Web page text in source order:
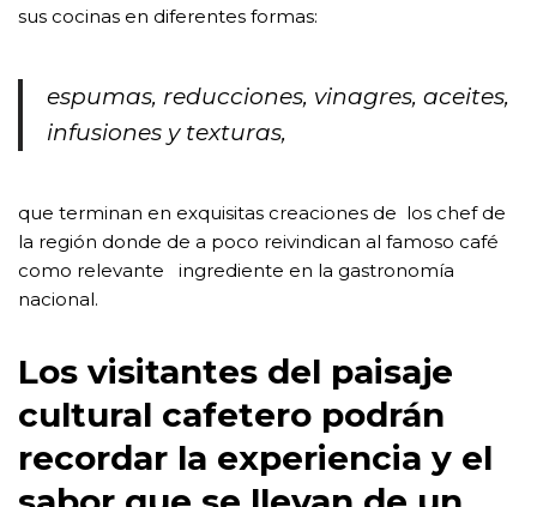
sus cocinas en diferentes formas:
espumas, reducciones, vinagres, aceites,
infusiones y texturas,
que terminan en exquisitas creaciones de los chef de
la región donde de a poco reivindican al famoso café
como relevante ingrediente en la gastronomía
nacional.
Los visitantes del paisaje
cultural cafetero podrán
recordar la experiencia y el